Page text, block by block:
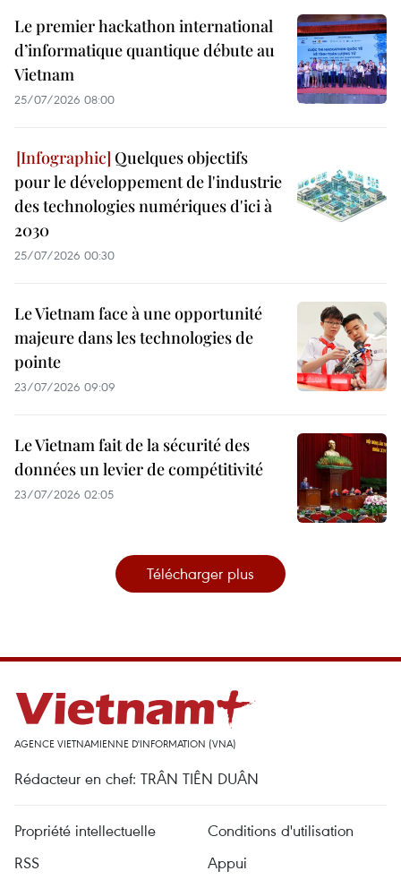
Le premier hackathon international
d’informatique quantique débute au
Vietnam
25/07/2026 08:00
Quelques objectifs
pour le développement de l'industrie
des technologies numériques d'ici à
2030
25/07/2026 00:30
Le Vietnam face à une opportunité
majeure dans les technologies de
pointe
23/07/2026 09:09
Le Vietnam fait de la sécurité des
données un levier de compétitivité
23/07/2026 02:05
Télécharger plus
AGENCE VIETNAMIENNE D'INFORMATION (VNA)
Rédacteur en chef: TRÂN TIÊN DUÂN
Propriété intellectuelle
Conditions d'utilisation
RSS
Appui